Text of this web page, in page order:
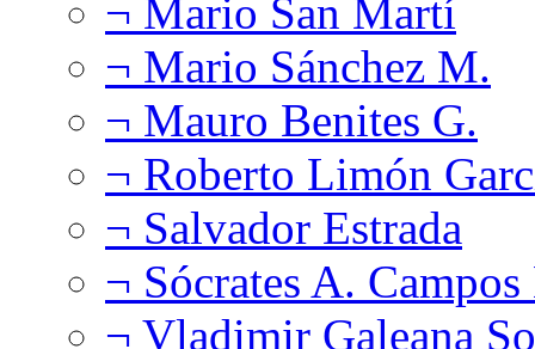
¬ Mario San Martí
¬ Mario Sánchez M.
¬ Mauro Benites G.
¬ Roberto Limón
¬ Salvador Estrada
¬ Sócrates A.
¬ Vladimir Galeana